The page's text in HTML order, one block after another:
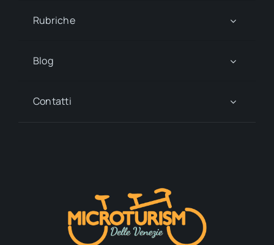
Rubriche
Blog
Contatti